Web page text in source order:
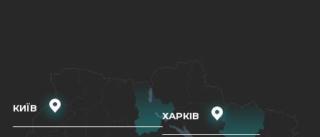
КИЇВ
ХАРКІВ